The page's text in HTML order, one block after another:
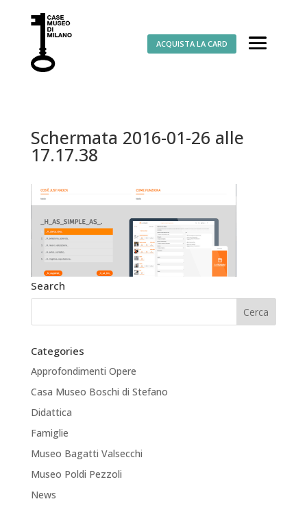
ACQUISTA LA CARD
Schermata 2016-01-26 alle
17.17.38
Search
Categories
Approfondimenti Opere
Casa Museo Boschi di Stefano
Didattica
Famiglie
Museo Bagatti Valsecchi
Museo Poldi Pezzoli
News